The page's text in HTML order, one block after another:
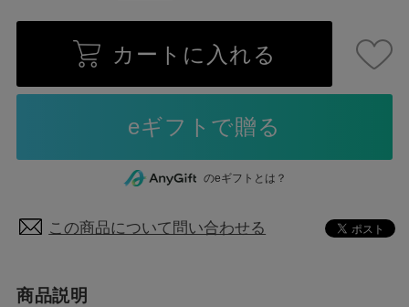
カートに入れる
のeギフトとは？
この商品について問い合わせる
商品説明